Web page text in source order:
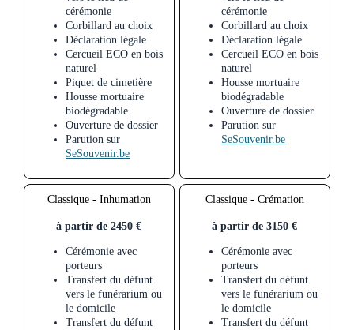
cérémonie
Corbillard au choix
Déclaration légale
Cercueil ECO en bois
naturel
Piquet de cimetière
Housse mortuaire
biodégradable
Ouverture de dossier
Parution sur
SeSouvenir.be
cérémonie
Corbillard au choix
Déclaration légale
Cercueil ECO en bois
naturel
Housse mortuaire
biodégradable
Ouverture de dossier
Parution sur
SeSouvenir.be
Classique - Inhumation
à partir de 2450 €
Cérémonie avec
porteurs
Transfert du défunt
vers le funérarium ou
le domicile
Transfert du défunt
Classique - Crémation
à partir de 3150 €
Cérémonie avec
porteurs
Transfert du défunt
vers le funérarium ou
le domicile
Transfert du défunt